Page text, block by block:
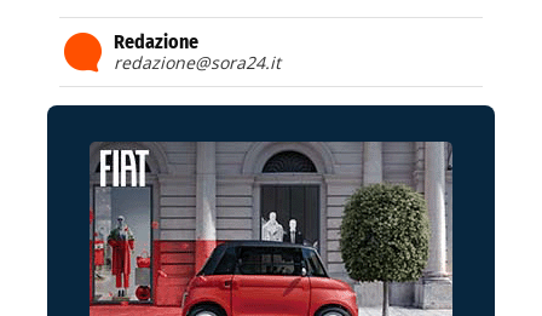
Redazione
redazione@sora24.it